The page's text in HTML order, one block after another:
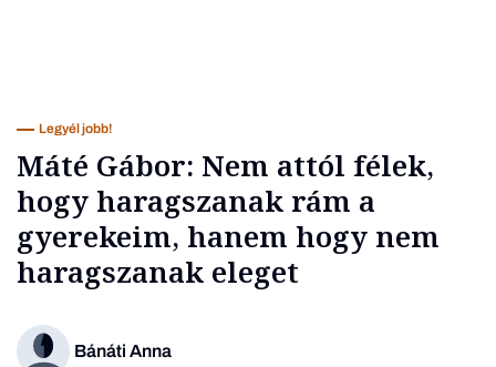
Üzlet
Legyél jobb!
Máté Gábor: Nem attól félek,
hogy haragszanak rám a
gyerekeim, hanem hogy nem
haragszanak eleget
Bánáti Anna